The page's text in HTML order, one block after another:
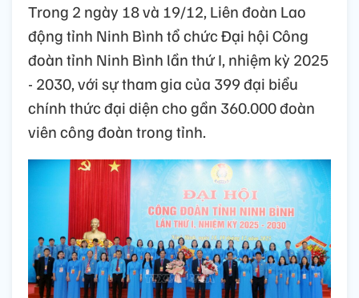
Trong 2 ngày 18 và 19/12, Liên đoàn Lao
động tỉnh Ninh Bình tổ chức Đại hội Công
đoàn tỉnh Ninh Bình lần thứ I, nhiệm kỳ 2025
- 2030, với sự tham gia của 399 đại biểu
chính thức đại diện cho gần 360.000 đoàn
viên công đoàn trong tỉnh.